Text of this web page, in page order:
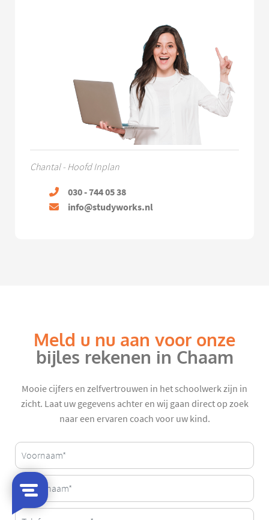
Chantal - Hoofd Inplan
030 - 744 05 38
info@studyworks.nl
Meld u nu aan voor onze
bijles rekenen in Chaam
Mooie cijfers en zelfvertrouwen in het schoolwerk zijn in
zicht. Laat uw gegevens achter en wij gaan direct op zoek
naar een ervaren coach voor uw kind.